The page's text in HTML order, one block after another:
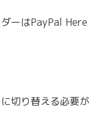
ーはPayPal Here
切り替える必要が